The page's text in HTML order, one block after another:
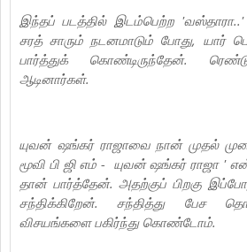
இந்தப் படத்தில் இடம்பெற்ற
சரத் சாரும் நடனமாடும் போது, யார்
பார்த்துக் கொண்டிருந்தேன்.
ஆடினார்கள்.
யுவன் ஷங்கர் ராஜாவை நான் முதல்
மூவி பி ஜி எம் - யுவன் ஷங்கர் ராஜா '
தான் பார்த்தேன். அதற்குப் பிறகு
சந்திக்கிறேன். சந்தித்து பேச
விசயங்களை பகிர்ந்து கொண்டோம்.